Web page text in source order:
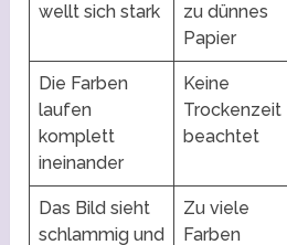
wellt sich stark
zu dünnes
Papier
Die Farben
laufen
komplett
ineinander
Keine
Trockenzeit
beachtet
Das Bild sieht
schlammig und
Zu viele
Farben